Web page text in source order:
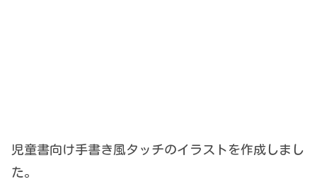
児童書向け手書き風タッチのイラストを作成しまし
た。